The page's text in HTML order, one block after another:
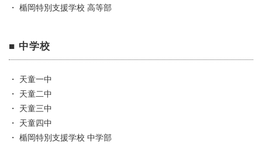
・ 楯岡特別支援学校 高等部
■ 中学校
・ 天童一中
・ 天童二中
・ 天童三中
・ 天童四中
・ 楯岡特別支援学校 中学部